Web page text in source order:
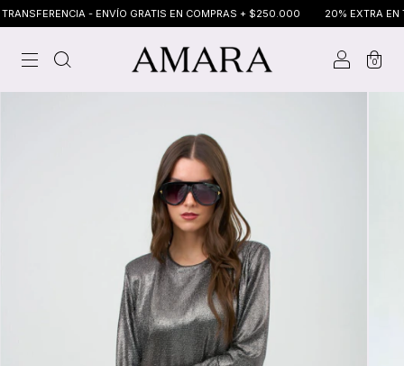
- ENVÍO GRATIS EN COMPRAS + $250.000 20% EXTRA EN
0